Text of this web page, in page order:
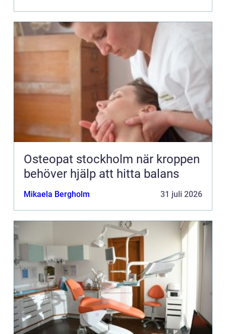
Osteopat stockholm när kroppen
behöver hjälp att hitta balans
Mikaela Bergholm 31 juli 2026